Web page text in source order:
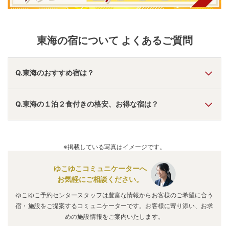
東海の宿について よくあるご質問
Q.東海のおすすめ宿は？
A.「TAOYA下呂」・「恵那峡温泉ホテル ゆずり葉
大
江戸温泉物語Premium 伊勢志摩 」 などの旅館・ホテルがお
すすめの宿泊先です。
Q.東海の１泊２食付きの格安、お得な宿は？
な価格で泊まれる宿泊先です。
※掲載している写真はイメージです。
ゆこゆこコミュニケーターへ
お気軽にご相談ください。
ゆこゆこ予約センタースタッフは豊富な情報からお客様のご希望に合う
宿・施設をご提案するコミュニケーターです。お客様に寄り添い、お求
めの施設情報をご案内いたします。